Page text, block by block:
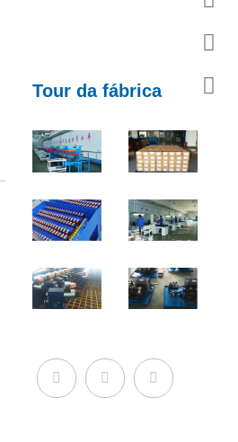
Tour da fábrica